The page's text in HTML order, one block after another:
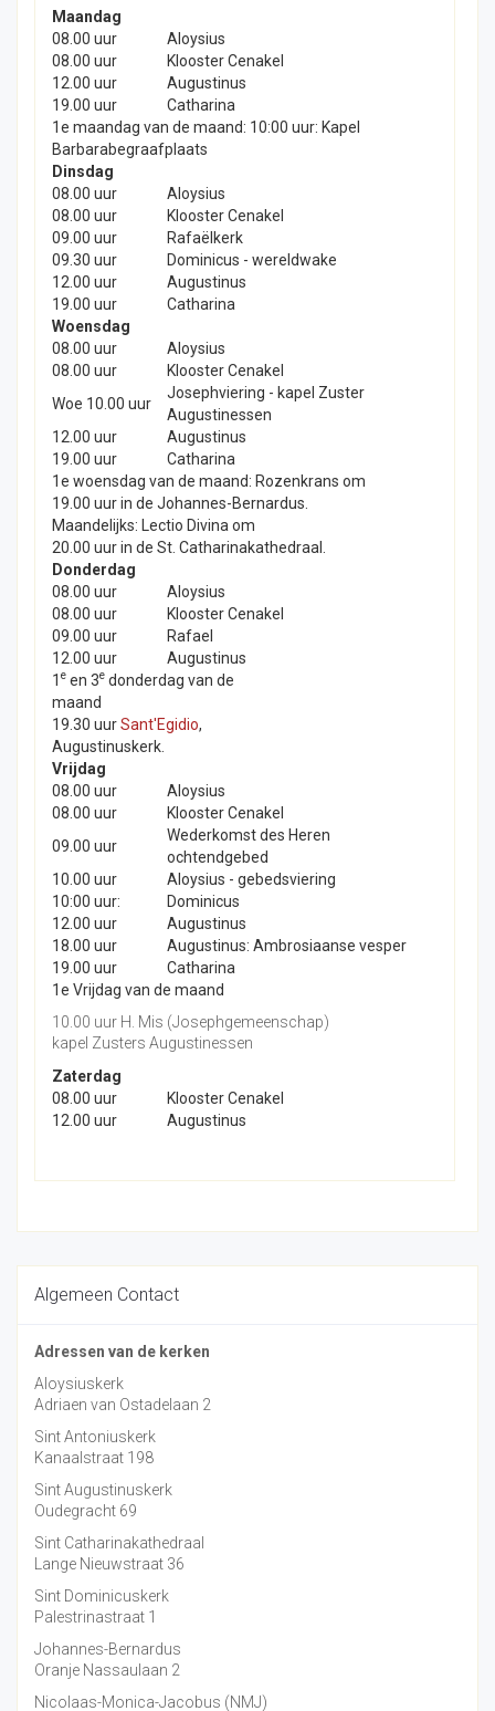
Maandag
08.00 uur
Aloysius
08.00 uur
Klooster Cenakel
12.00 uur
Augustinus
19.00 uur
Catharina
1e maandag van de maand: 10:00 uur: Kapel
Barbarabegraafplaats
Dinsdag
08.00 uur
Aloysius
08.00 uur
Klooster Cenakel
09.00 uur
Rafaëlkerk
09.30 uur
Dominicus - wereldwake
12.00 uur
Augustinus
19.00 uur
Catharina
Woensdag
08.00 uur
Aloysius
08.00 uur
Klooster Cenakel
Woe 10.00 uur
Josephviering - kapel Zuster
Augustinessen
12.00 uur
Augustinus
19.00 uur
Catharina
1e woensdag van de maand: Rozenkrans om
19.00 uur in de Johannes-Bernardus.
Maandelijks: Lectio Divina om
20.00 uur in de St. Catharinakathedraal.
Donderdag
08.00 uur
Aloysius
08.00 uur
Klooster Cenakel
09.00 uur
Rafael
12.00 uur
Augustinus
1 e en 3e donderdag van de
maand
19.30 uurSant'Egidio,
Augustinuskerk.
Vrijdag
08.00 uur
Aloysius
08.00 uur
Klooster Cenakel
09.00 uur
Wederkomst des Heren
ochtendgebed
10.00 uur
Aloysius - gebedsviering
10:00 uur:
Dominicus
12.00 uur
Augustinus
18.00 uur
Augustinus: Ambrosiaanse vesper
19.00 uur
Catharina
1e Vrijdag van de maand
10.00 uur H. Mis (Josephgemeenschap)
kapel Zusters Augustinessen
Zaterdag
08.00 uur
Klooster Cenakel
12.00 uur
Augustinus
Algemeen Contact
Adressen van de kerken
Aloysiuskerk
Adriaen van Ostadelaan 2
Sint Antoniuskerk
Kanaalstraat 198
Sint Augustinuskerk
Oudegracht 69
Sint Catharinakathedraal
Lange Nieuwstraat 36
Sint Dominicuskerk
Palestrinastraat 1
Johannes-Bernardus
Oranje Nassaulaan 2
Nicolaas-Monica-Jacobus (NMJ)